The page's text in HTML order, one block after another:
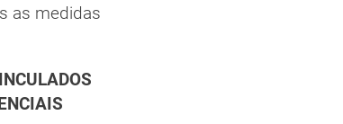
as medidas